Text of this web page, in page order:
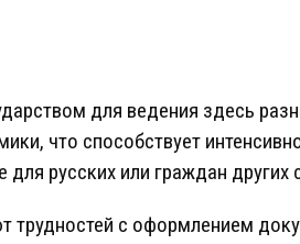
для ведения здесь
что способствует
русских или граждан других
с оформлением